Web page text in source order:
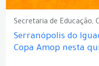
Secretaria de Educação,
Serranópolis do
Copa Amop nesta